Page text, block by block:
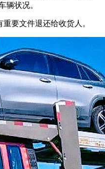
辆状况。
要文件退还给收货人。